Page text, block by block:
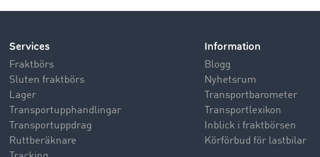
Services
Fraktbörs
Sluten fraktbörs
Lager
Transportupphandlingar
Transportuppdrag
Ruttberäknare
Information
Blogg
Nyhetsrum
Transportbarometer
Transportlexikon
Inblick i fraktbörsen
Körförbud för lastbilar